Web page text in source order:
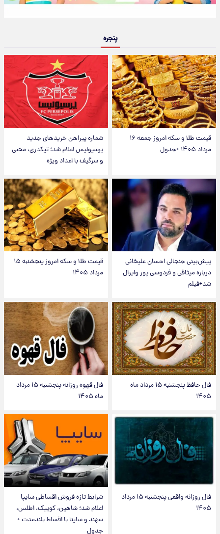
پنجره
قیمت طلا و سکه امروز جمعه ۱۶
مرداد ۱۴۰۵ +جدول
شماره پیراهن خریدهای جدید
پرسپولیس اعلام شد؛ تیکدری، محبی
و سرگیف با اعداد ویژه
پیش‌بینی جنجالی احسان علیخانی
درباره میثاقی و فردوسی پور وایرال
شد+فیلم
قیمت طلا و سکه امروز پنجشنبه ۱۵
مرداد ۱۴۰۵
فال حافظ پنجشنبه ۱۵ مرداد ماه
۱۴۰۵
فال قهوه روزانه پنجشنبه ۱۵ مرداد
ماه ۱۴۰۵
فال روزانه واقعی پنجشنبه ۱۵ مرداد
۱۴۰۵
شرایط تازه فروش اقساطی سایپا
اعلام شد؛ شاهین، کوییک، اطلس،
سهند و ساینا با اقساط بلندمدت +
جدول